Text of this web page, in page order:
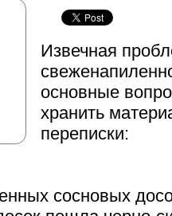
Извечная
основные
хранить
переписки:
сосновых